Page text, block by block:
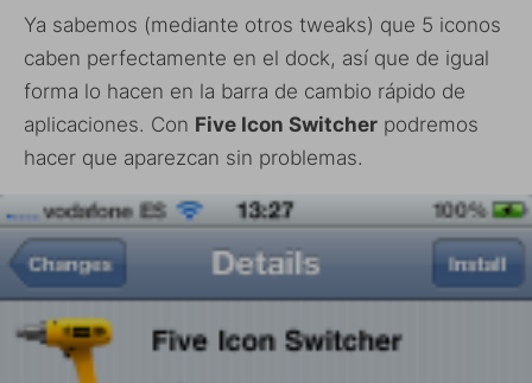
Ya sabemos (mediante otros tweaks) que 5 iconos
caben perfectamente en el dock, así que de igual
forma lo hacen en la barra de cambio rápido de
aplicaciones. Con Five Icon Switcher podremos
hacer que aparezcan sin problemas.